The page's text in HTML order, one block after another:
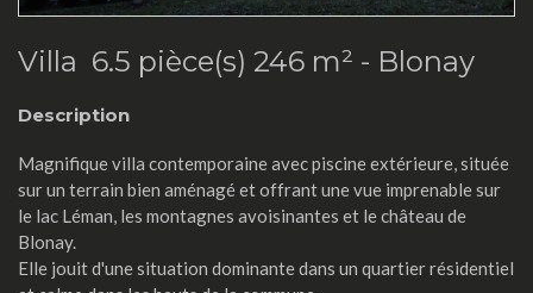
Villa 6.5 pièce(s) 246 m² - Blonay
Description
Magnifique villa contemporaine avec piscine extérieure, située
sur un terrain bien aménagé et offrant une vue imprenable sur
le lac Léman, les montagnes avoisinantes et le château de
Blonay.
Elle jouit d'une situation dominante dans un quartier résidentiel